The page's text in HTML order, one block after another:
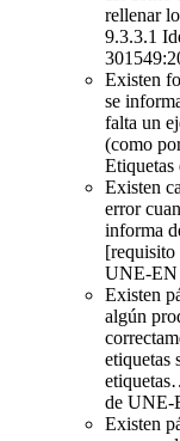
rellenar
9.3.3.1
Existen
se
falta un
(como
Existen
error
informa
[requisito
UNE-EN
Existen
algún
etiquetas
de UNE-
Existen